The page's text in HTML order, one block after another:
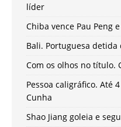
líder
Chiba vence Pau Peng
Bali. Portuguesa
Com os olhos no título.
Pessoa caligráfico. Até
Cunha
Shao Jiang goleia e